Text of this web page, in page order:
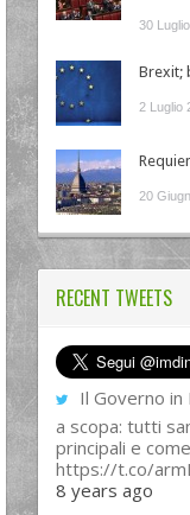
30
Brexit;
2 Luglio
20
RECENT TWEETS
Il Governo in
a scopa: tutti
principali e
https://t.co/
8 years ago